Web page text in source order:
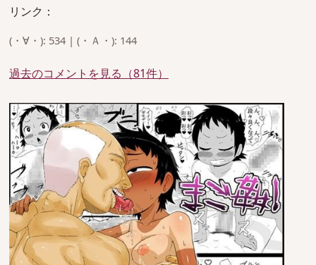
リンク：
(・∀・): 534 | (・Ａ・): 144
過去のコメントを見る（81件）